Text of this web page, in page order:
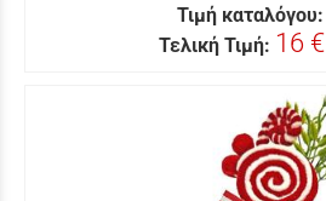
Τιμή καταλόγου:
Τελική Τιμή: 16 €